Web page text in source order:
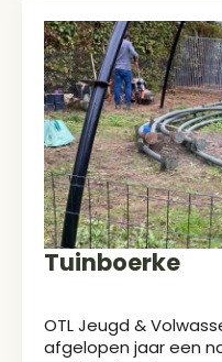
Tuinboerke
OTL Jeugd &
afgelopen jaar een